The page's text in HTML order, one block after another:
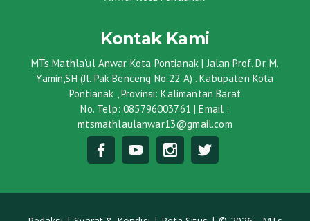
Kontak Kami
MTs Mathla'ul Anwar Kota Pontianak | Jalan Prof. Dr. M.
Yamin,SH (Jl. Pak Benceng No 22 A) . Kabupaten Kota
Pontianak , Provinsi: Kalimantan Barat
No. Telp: 085796003761 | Email :
mtsmathlaulanwar13@gmail.com